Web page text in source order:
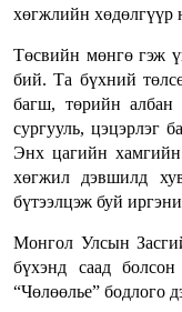
хөгжлийн хөдөлгүүр
Төсвийн мөнгө гэж
бий. Та бүхний
багш, төрийн албан
сургууль, цэцэрлэг
Энх цагийн
хөгжил дэвшилд
бүтээлцэж буй
Монгол Улсын
бүхэнд саад
“Чөлөөлье” бодлого